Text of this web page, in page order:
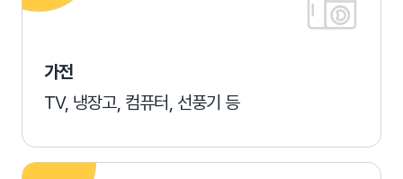
가전
TV, 냉장고, 컴퓨터, 선풍기 등